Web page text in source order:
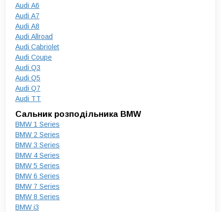
Audi A6
Audi A7
Audi A8
Audi Allroad
Audi Cabriolet
Audi Coupe
Audi Q3
Audi Q5
Audi Q7
Audi TT
Сальник розподільника BMW
BMW 1 Series
BMW 2 Series
BMW 3 Series
BMW 4 Series
BMW 5 Series
BMW 6 Series
BMW 7 Series
BMW 8 Series
BMW i3